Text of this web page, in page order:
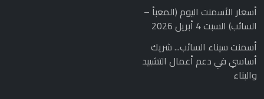
أسعار الأسمنت اليوم (المعبأ –
السائب) السبت 4 أبريل 2026
أسمنت سيناء السائب... شريك
أساسي في دعم أعمال التشييد
والبناء